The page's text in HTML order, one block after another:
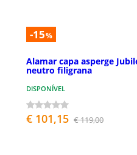
-15%
Alamar capa asperge
neutro filigrana
DISPONÍVEL
€ 101,15 € 119,00